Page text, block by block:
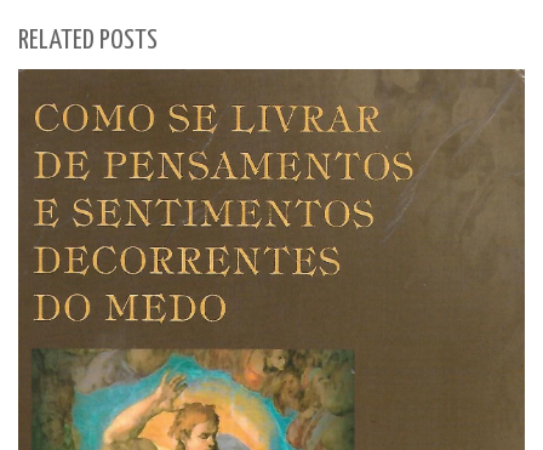
RELATED POSTS